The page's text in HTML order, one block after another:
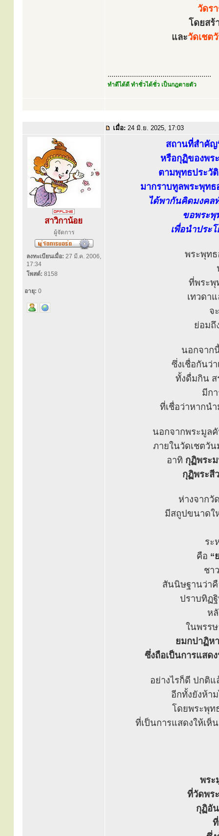
วัดร
โดยสร้
และวัดเชต
.....................................................
ทำดีได้ดี ทำชั่วได้ชั่ว เป็นกฎตายตัว
เมื่อ: 24 มิ.ย. 2025, 17:03
สาวิกาน้อย
ผู้จัดการ
ลงทะเบียนเมื่อ: 27 มี.ค. 2006,
17:34
โพสต์: 8158
อายุ: 0
สถานที่สำคัญ
หรือกุฏิของพร
ตามพุทธประวั
มากราบทูลพระพุท
ได้พากันคิดมงคล
ขอพระพุ
เพื่อนำประ
พระพุท
ที่พระพุ
เทวดา
จ
ย่อมถึ
นอกจาก
ซึ่งเชื่อกันว่
ทั้งดื่มกิน
มีก
ที่เชื่อว่าหากน
นอกจากพระมูล
ภายในวัดเชตวั
อาทิ กุฏิพระ
กุฏิพระสี
ห่างจากวั
มีสถูปขนาดใ
ระ
คือ “
ชา
สันนิษฐานว่า
ปราบทิฏ
ห
ในพรร
ยมกปาฏิห
ซึ่งถือเป็นการแสด
อย่างไรก็ดี ปกติ
อีกทั้งยังห้า
โดยพระพุท
ที่เป็นการแสดงให้เห็
พระ
ที่วัดพร
กุฏิอั